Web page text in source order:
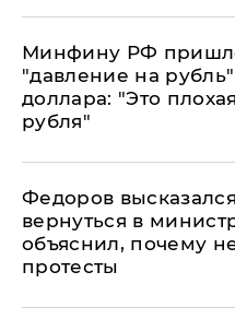
Минфину РФ
"давление на
доллара: "Это
рубля"
Федоров
вернуться в
объяснил, почему
протесты